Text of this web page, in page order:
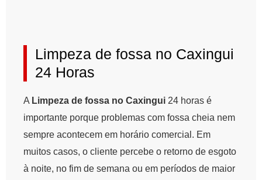
Limpeza de fossa no Caxingui
24 Horas
A Limpeza de fossa no Caxingui 24 horas é
importante porque problemas com fossa cheia nem
sempre acontecem em horário comercial. Em
muitos casos, o cliente percebe o retorno de esgoto
à noite, no fim de semana ou em períodos de maior